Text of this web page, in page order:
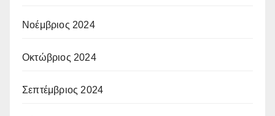
Νοέμβριος 2024
Οκτώβριος 2024
Σεπτέμβριος 2024